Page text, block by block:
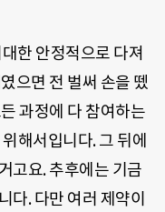
한 안정적으로 다져
으면 전 벌써 손을 뗐
과정에 다 참여하는
해서입니다. 그 뒤에
고요. 추후에는 기금
다. 다만 여러 제약이